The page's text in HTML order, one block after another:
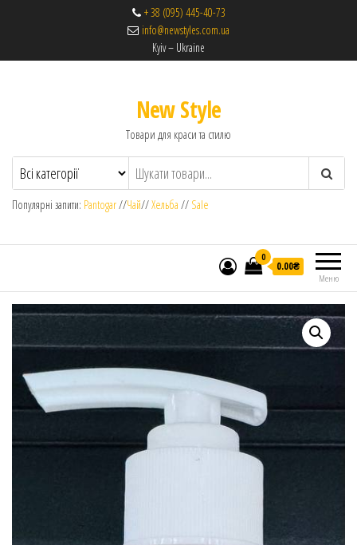
+ 38 (095) 445-40-73
info@newstyles.com.ua
Kyiv – Ukraine
New Style
Товари для краси та стилю
Популярні запити: Pantogar//Чай//Хельба // Sale
Меню
0
0.00₴